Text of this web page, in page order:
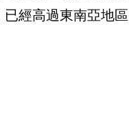
經高過東南亞地區